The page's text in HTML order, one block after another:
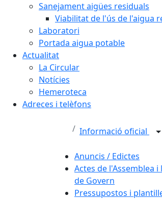
Sanejament aigües residuals
Viabilitat de l'ús de l'aigua
Laboratori
Portada aigua potable
Actualitat
La Circular
Notícies
Hemeroteca
Adreces i telèfons
Informació oficial
Anuncis / Edictes
Actes de l'Assemblea i
de Govern
Pressupostos i